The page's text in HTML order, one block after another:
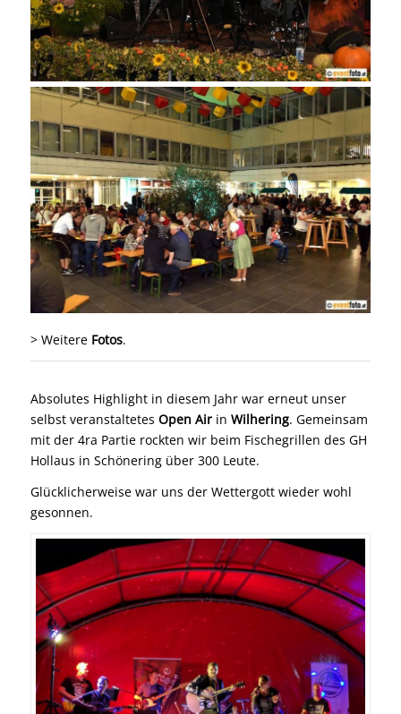
> Weitere Fotos.
Absolutes Highlight in diesem Jahr war erneut unser
selbst veranstaltetes Open Airin Wilhering. Gemeinsam
mit der 4ra Partie rockten wir beim Fischegrillen des GH
Hollaus in Schönering über 300 Leute.
Glücklicherweise war uns der Wettergott wieder wohl
gesonnen.